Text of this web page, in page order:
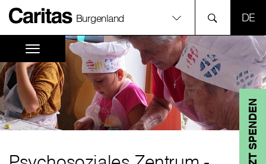
Burgenland
JETZT SPENDEN